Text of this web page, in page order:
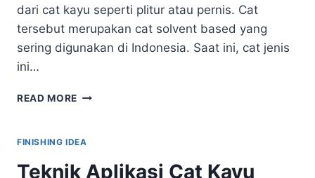
dari cat kayu seperti plitur atau pernis. Cat
tersebut merupakan cat solvent based yang
sering digunakan di Indonesia. Saat ini, cat jenis
ini…
READ MORE MANUFAKTUR
KUAS
TANPA
FINISHING IDEA
Teknik Aplikasi Cat Kayu